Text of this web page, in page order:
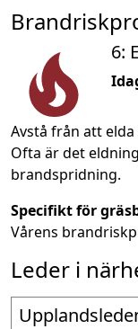
6:
Avstå från att
Ofta är det
brandspridning.
Specifikt för
Vårens
Leder i